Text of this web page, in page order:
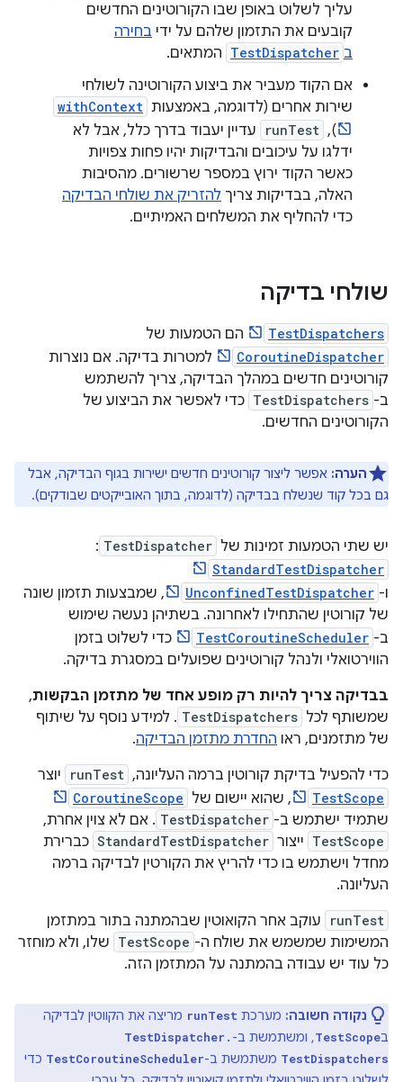
עליך לשלוט באופן שבו הקורוטינים החדשים
קובעים את התזמון שלהם על ידי בחירה
ב TestDispatcher המתאים.
אם הקוד מעביר את ביצוע הקורוטינה לשולחי
שירות אחרים (לדוגמה, באמצעות withContext
),
runTest
עדיין יעבוד בדרך כלל, אבל לא
ידלגו על עיכובים והבדיקות יהיו פחות צפויות
כאשר הקוד ירוץ במספר שרשורים. מהסיבות
האלה, בבדיקות צריך להזריק את שולחי הבדיקה
כדי להחליף את המשלחים האמיתיים.
שולחי בדיקה
TestDispatchers הם הטמעות של
CoroutineDispatcher
למטרות בדיקה. אם נוצרות
קורוטינים חדשים במהלך הבדיקה, צריך להשתמש
ב- TestDispatchers כדי לאפשר את הביצוע של
הקורוטינים החדשים.
הערה: אפשר ליצור קורוטינים חדשים ישירות בגוף הבדיקה, אבל
גם בכל קוד שנשלח בבדיקה (לדוגמה, בתוך האובייקטים שבודקים).
יש שתי הטמעות זמינות של TestDispatcher
:
StandardTestDispatcher
ו- UnconfinedTestDispatcher
, שמבצעות תזמון שונה
של קורוטין שהתחילו לאחרונה. בשתיהן נעשה שימוש
ב- TestCoroutineScheduler
כדי לשלוט בזמן
הווירטואלי ולנהל קורוטינים שפועלים במסגרת בדיקה.
בבדיקה צריך להיות רק מופע אחד של מתזמן הבקשות,
שמשותף לכל TestDispatchers . למידע נוסף על שיתוף
של מתזמנים, ראו החדרת מתזמן הבדיקה.
כדי להפעיל בדיקת קורוטין ברמה העליונה, runTest יוצר
TestScope , שהוא יישום של CoroutineScope
שתמיד ישתמש ב- TestDispatcher . אם לא צוין אחרת,
TestScope ייצור StandardTestDispatcher כברירת
מחדל וישתמש בו כדי להריץ את הקורטין לבדיקה ברמה
העליונה.
runTest
עוקב אחר הקואוטין שבהמתנה בתור במתזמן
המשימות שמשמש את שולח ה- TestScope שלו, ולא מוחזר
כל עוד יש עבודה בהמתנה על המתזמן הזה.
נקודה חשובה: מערכת runTest מריצה את הקווטין לבדיקה
בTestScope, ומשתמשת ב- TestDispatcher.
TestDispatchers משתמשת ב-TestCoroutineScheduler כדי